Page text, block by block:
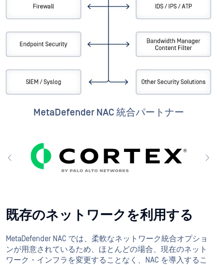
MetaDefender NAC 統合パートナー
既存のネットワークを利用する
MetaDefender NAC では、柔軟なネットワーク統合オプショ
ンが用意されているため、ほとんどの場合、現在のネット
ワーク・インフラを変更することなく、NAC を導入するこ